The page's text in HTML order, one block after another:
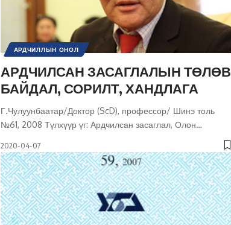
АРДЧИЛЛЫН ОНОЛ
НИЙГМИЙН АСУУДАЛ
ТӨРИЙН ТУХАЙ
УЛС ТӨР
ХАРЬЦУУЛСАН ШИНЖИЛГЭЭ
ХҮНИЙ ЭРХ
ШИНЭ ТОЛЬ СЭТГҮҮЛ
АРДЧИЛСАН ЗАСАГЛАЛЫН ТӨЛӨВ
БАЙДАЛ, СОРИЛТ, ХАНДЛАГА
Г.Чулуунбаатар/Доктор (ScD), профессор/ Шинэ толь
№61, 2008 Түлхүүр үг: Ардчилсан засаглал, Олон…
2020-04-07